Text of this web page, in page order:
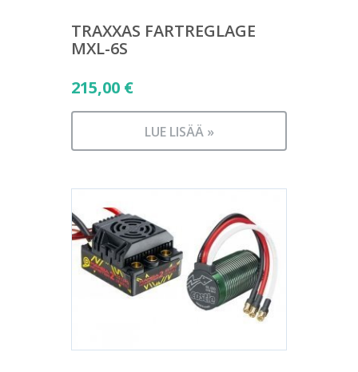
TRAXXAS FARTREGLAGE
MXL-6S
215,00 €
LUE LISÄÄ »